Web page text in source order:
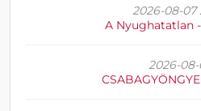
2026-08-07
A Nyughatatlan
2026-